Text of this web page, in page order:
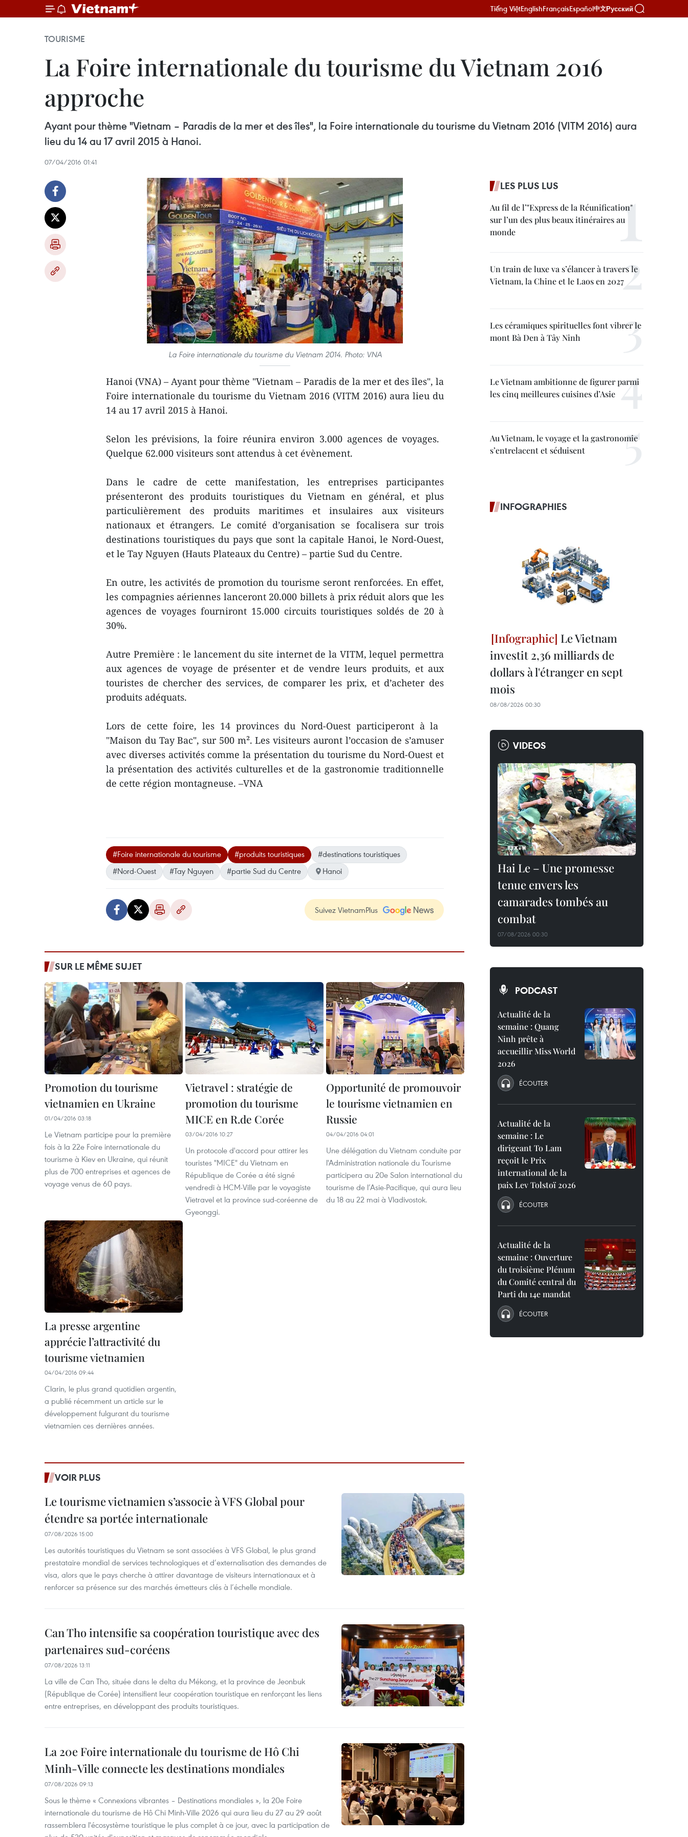
Tiếng ViệtEnglishFrançaisEspañol中文Русский
TOURISME
La Foire internationale du tourisme du Vietnam 2016
approche
Ayant pour thème "Vietnam – Paradis de la mer et des îles", la Foire internationale du tourisme du Vietnam 2016 (VITM 2016) aura
lieu du 14 au 17 avril 2015 à Hanoi.
07/04/2016 01:41
La Foire internationale du tourisme du Vietnam 2014. Photo: VNA
Hanoi (VNA) – Ayant pour thème ​"Vietnam – Paradis de la mer et des îles", la
Foire internationale du tourisme du Vietnam 2016 (VITM 2016) ​aura lieu du
14 au 17 avril 2015 à Hanoi.
Selon les prévisions, la foire réunira environ 3.000 agences de voyages. ​
Quelque 62.000 visiteurs sont attendus à cet évènement.
Dans le cadre de cette manifestation, les entreprises participantes
présenteront des produits touristiques du Vietnam en général, et plus
particulièrement des produits maritimes et insulaires aux visiteurs
nationaux et étrangers. Le comité d’organisation se focalisera sur trois
destinations touristiques du ​pays que sont la capitale Hanoi, le Nord-Ouest,
et le Tay Nguyen (Hauts Plateaux du Centre) – partie Sud du Centre.
En outre, les activités de promotion du tourisme seront renforcées. En effet,
les compagnies aériennes lanceront 20.000 billets à prix ​réduit alors que les
agences de voyages fourniront 15.000 circuits touristiques ​soldés de 20 à
30%.
Autre Première : le lancement d​u site internet de la VITM, lequel permettra
aux agences de voyage de présenter et de vendre leurs produits, et aux
touristes de chercher des services, de comparer les prix, et d’ac​heter des
produits adéquats.
Lors de cette foire, les 14 provinces du Nord-Ouest participeront à la ​
"Maison du Tay Bac​", sur 500 m². Les visiteurs auront l’occasion de s’amuser
avec diverses activités comme la présentation du tourisme du Nord-Ouest et
la présentation des activités culturelles et de la gastronomie traditionnelle
de cette région montagneuse. –VNA
#Foire internationale du tourisme #produits touristiques
#destinations touristiques
#Nord-Ouest
#Tay Nguyen #partie Sud du Centre Hanoi
Suivez VietnamPlus
SUR LE MÊME SUJET
Promotion du tourisme
vietnamien en Ukraine
01/04/2016 03:18
Le Vietnam participe pour la première
fois à la 22e Foire internationale du
tourisme à Kiev en Ukraine, qui réunit
plus de 700 entreprises et agences de
voyage venus de 60 pays.
Vietravel : stratégie de
promotion du tourisme
MICE en R.de Corée
03/04/2016 10:27
Un protocole d'accord pour attirer les
touristes "MICE" du Vietnam en
République de Corée a été signé
vendredi à HCM-Ville par le voyagiste
Vietravel et la province sud-coréenne de
Gyeonggi.
Opportunité de promouvoir
le tourisme vietnamien en
Russie
04/04/2016 04:01
Une délégation du Vietnam conduite par
l'Administration nationale du Tourisme
participera au 20e Salon international du
tourisme de l’Asie-Pacifique, qui aura lieu
du 18 au 22 mai à Vladivostok.
La presse argentine
apprécie l’attractivité du
tourisme vietnamien
04/04/2016 09:44
Clarin, le plus grand quotidien argentin,
a publié récemment un article sur le
développement fulgurant du tourisme
vietnamien ces dernières années.
VOIR PLUS
Le tourisme vietnamien s’associe à VFS Global pour
étendre sa portée internationale
07/08/2026 15:00
Les autorités touristiques du Vietnam se sont associées à VFS Global, le plus grand
prestataire mondial de services technologiques et d’externalisation des demandes de
visa, alors que le pays cherche à attirer davantage de visiteurs internationaux et à
renforcer sa présence sur des marchés émetteurs clés à l’échelle mondiale.
Can Tho intensifie sa coopération touristique avec des
partenaires sud-coréens
07/08/2026 13:11
La ville de Can Tho, située dans le delta du Mékong, et la province de Jeonbuk
(République de Corée) intensifient leur coopération touristique en renforçant les liens
entre entreprises, en développant des produits touristiques.
La 20e Foire internationale du tourisme de Hô Chi
Minh-Ville connecte les destinations mondiales
07/08/2026 09:13
Sous le thème « Connexions vibrantes – Destinations mondiales », la 20e Foire
internationale du tourisme de Hô Chi Minh-Ville 2026 qui aura lieu du 27 au 29 août
rassemblera l'écosystème touristique le plus complet à ce jour, avec la participation de
LES PLUS LUS
Au fil de l’"Express de la Réunification"
sur l’un des plus beaux itinéraires au
monde
Un train de luxe va s’élancer à travers le
Vietnam, la Chine et le Laos en 2027
Les céramiques spirituelles font vibrer le
mont Bà Den à Tây Ninh
Le Vietnam ambitionne de figurer parmi
les cinq meilleures cuisines d’Asie
Au Vietnam, le voyage et la gastronomie
s’entrelacent et séduisent
INFOGRAPHIES
Le Vietnam
investit 2,36 milliards de
dollars à l'étranger en sept
mois
08/08/2026 00:30
VIDEOS
Hai Le – Une promesse
tenue envers les
camarades tombés au
combat
07/08/2026 00:30
PODCAST
Actualité de la
semaine : Quang
Ninh prête à
accueillir Miss World
2026
ÉCOUTER
Actualité de la
semaine : Le
dirigeant To Lam
reçoit le Prix
international de la
paix Lev Tolstoï 2026
ÉCOUTER
Actualité de la
semaine : Ouverture
du troisième Plénum
du Comité central du
Parti du 14e mandat
ÉCOUTER